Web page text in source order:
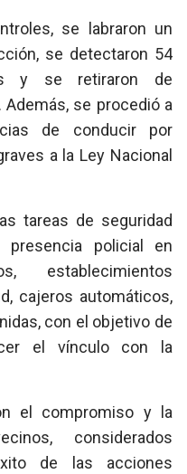
se labraron un
se detectaron 54
y se retiraron de
se procedió a
de conducir por
a la Ley Nacional
tareas de seguridad
presencia policial en
establecimientos
cajeros automáticos,
con el objetivo de
el vínculo con la
el compromiso y la
considerados
de las acciones